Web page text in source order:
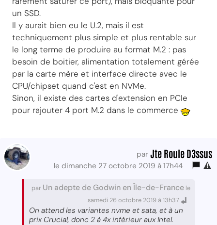
un SSD.
Il y aurait bien eu le U.2, mais il est
techniquement plus simple et plus rentable sur
le long terme de produire au format M.2 : pas
besoin de boitier, alimentation totalement gérée
par la carte mère et interface directe avec le
CPU/chipset quand c'est en NVMe.
Sinon, il existe des cartes d'extension en PCIe
pour rajouter 4 port M.2 dans le commerce
par Jte Roule D3ssus
le dimanche 27 octobre 2019 à 17h44
par Un adepte de Godwin en Île-de-France le
samedi 26 octobre 2019 à 13h37
On attend les variantes nvme et sata, et à un
prix Crucial, donc 2 à 4x inférieur aux Intel.